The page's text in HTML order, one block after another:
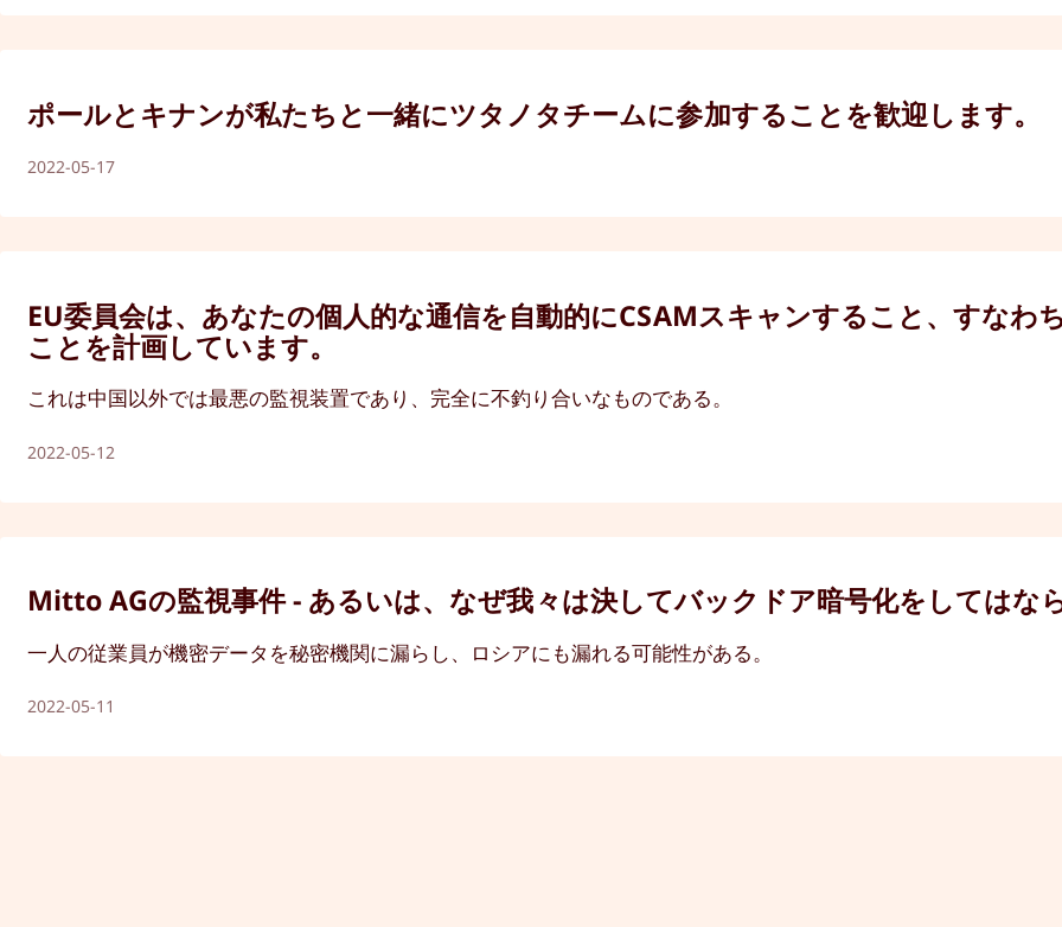
ポールとキナンが私たちと一緒にツタノタチームに参加することを歓迎します。
2022-05-17
EU委員会は、あなたの個人的な通信を自動的にCSAMスキャンすること、すなわ
ことを計画しています。
これは中国以外では最悪の監視装置であり、完全に不釣り合いなものである。
2022-05-12
Mitto AGの監視事件 - あるいは、なぜ我々は決してバックドア暗号化をしてはな
一人の従業員が機密データを秘密機関に漏らし、ロシアにも漏れる可能性がある。
2022-05-11